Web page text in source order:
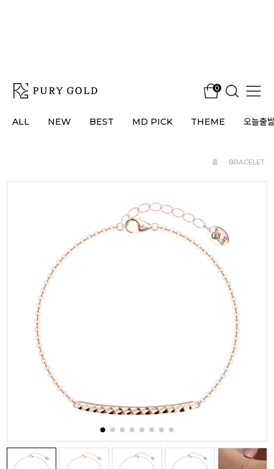
0
ALL NEW BEST MD PICK THEME 오늘출
홈 · BRACELET